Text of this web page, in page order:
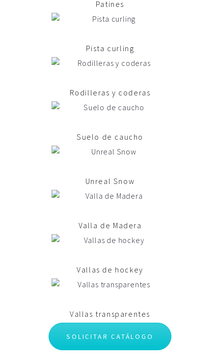
Patines
Pista curling
Rodilleras y coderas
Suelo de caucho
Unreal Snow
Valla de Madera
Vallas de hockey
Vallas transparentes
SOLICITAR CATÁLOGO